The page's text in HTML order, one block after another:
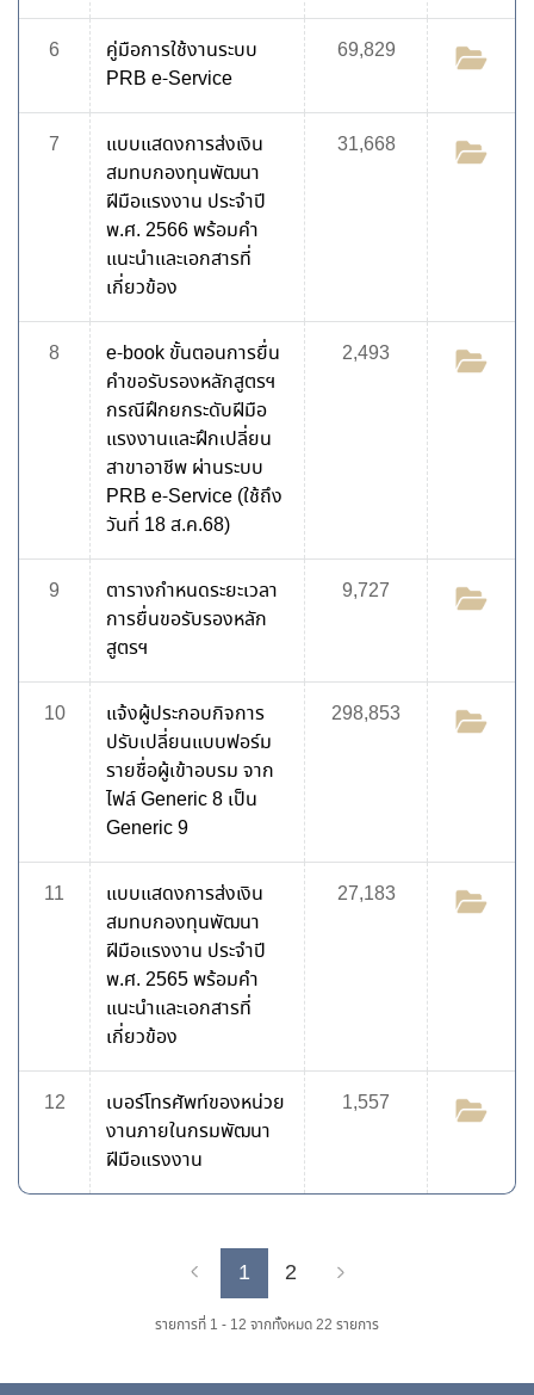
6
คู่มือการใช้งานระบบ
PRB e-Service
69,829
7
แบบแสดงการส่งเงิน
สมทบกองทุนพัฒนา
ฝีมือแรงงาน ประจำปี
พ.ศ. 2566 พร้อมคำ
แนะนำและเอกสารที่
เกี่ยวข้อง
31,668
8
e-book ขั้นตอนการยื่น
คำขอรับรองหลักสูตรฯ
กรณีฝึกยกระดับฝีมือ
แรงงานและฝึกเปลี่ยน
สาขาอาชีพ ผ่านระบบ
PRB e-Service (ใช้ถึง
วันที่ 18 ส.ค.68)
2,493
9
ตารางกำหนดระยะเวลา
การยื่นขอรับรองหลัก
สูตรฯ
9,727
10
แจ้งผู้ประกอบกิจการ
ปรับเปลี่ยนแบบฟอร์ม
รายชื่อผู้เข้าอบรม จาก
ไฟล์ Generic 8 เป็น
Generic 9
298,853
11
แบบแสดงการส่งเงิน
สมทบกองทุนพัฒนา
ฝีมือแรงงาน ประจำปี
พ.ศ. 2565 พร้อมคำ
แนะนำและเอกสารที่
เกี่ยวข้อง
27,183
12
เบอร์โทรศัพท์ของหน่วย
งานภายในกรมพัฒนา
ฝีมือแรงงาน
1,557
Previous
1 2
รายการที่ 1 - 12 จากทั้งหมด 22 รายการ